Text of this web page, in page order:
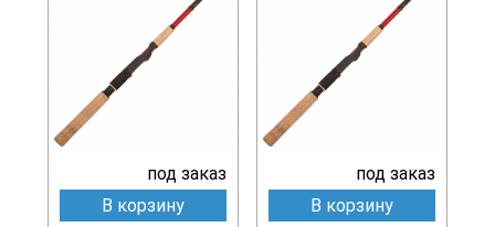
под заказ
В корзину
под заказ
В корзину